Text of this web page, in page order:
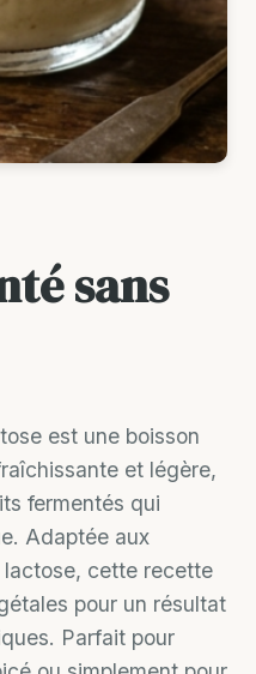
sans
est une boisson
et légère,
fermentés qui
Adaptée aux
lactose, cette recette
pour un résultat
Parfait pour